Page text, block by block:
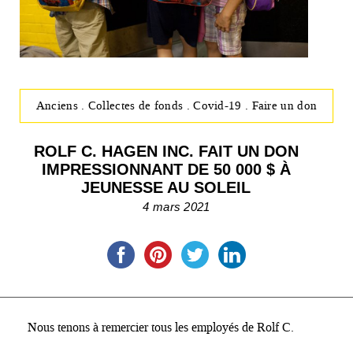
Anciens . Collectes de fonds .Covid-19 . Faire un don
ROLF C. HAGEN INC. FAIT UN DON
IMPRESSIONNANT DE 50 000 $ À
JEUNESSE AU SOLEIL
4 mars 2021
Nous tenons à remercier tous les employés de Rolf C.